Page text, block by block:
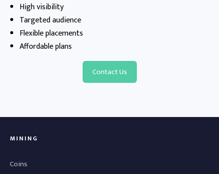
High visibility
Targeted audience
Flexible placements
Affordable plans
Contact Us
MINING
Coins